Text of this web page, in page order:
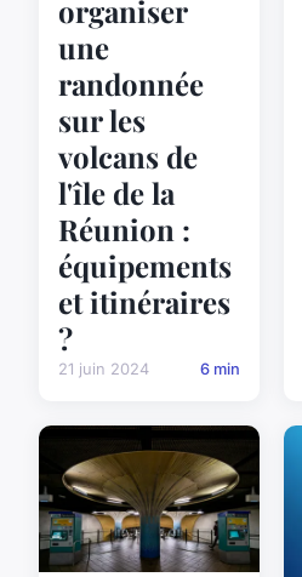
organiser
une
randonnée
sur les
volcans de
l'île de la
Réunion :
équipements
et itinéraires
?
21 juin 2024 6 min